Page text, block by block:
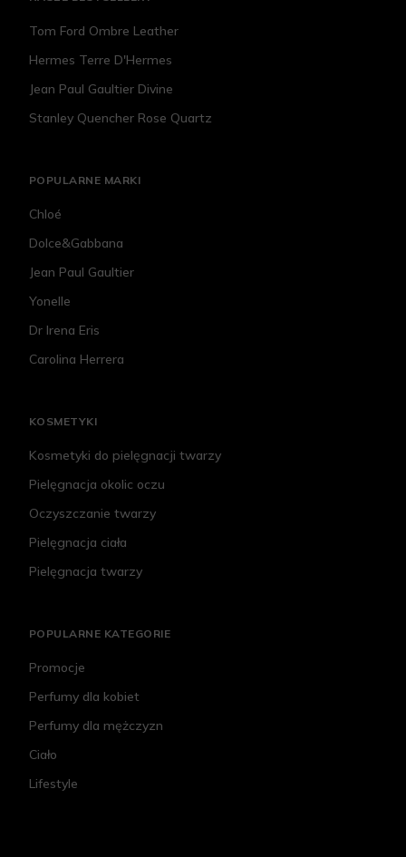
Tom Ford Ombre Leather
Hermes Terre D'Hermes
Jean Paul Gaultier Divine
Stanley Quencher Rose Quartz
POPULARNE MARKI
Chloé
Dolce&Gabbana
Jean Paul Gaultier
Yonelle
Dr Irena Eris
Carolina Herrera
KOSMETYKI
Kosmetyki do pielęgnacji twarzy
Pielęgnacja okolic oczu
Oczyszczanie twarzy
Pielęgnacja ciała
Pielęgnacja twarzy
POPULARNE KATEGORIE
Promocje
Perfumy dla kobiet
Perfumy dla mężczyzn
Ciało
Lifestyle